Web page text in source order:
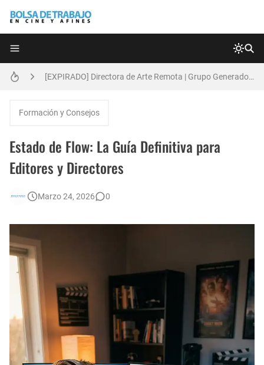
[EXPIRADO] Directora de Arte Remota | Grupo Generadores | Bolsa de Trabajo en Cine y Afines
Formación y Consejos
Estado de Flow: La Guía Definitiva para
Editores y Directores
Marzo 24, 2026 0